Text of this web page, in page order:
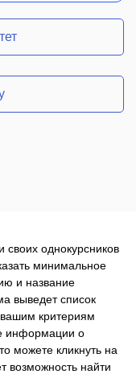
однокурсников
минимальное
и название
выведет список
вашим критериям
информации о
можете кликнуть на
возможность найти